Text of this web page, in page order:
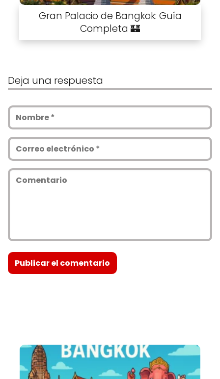
Gran Palacio de Bangkok: Guía
Completa 🏰
Deja una respuesta